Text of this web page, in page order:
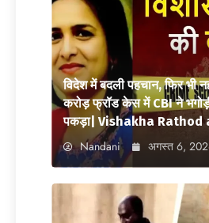
विदेश में बदली पहचान, फिर भी
करोड़ फ्रॉड केस में CBI ने
पकड़ा| Vishakha Rathod
Nandani अगस्त 6,